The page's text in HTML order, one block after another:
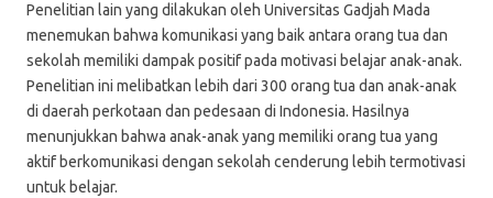
Penelitian lain yang dilakukan oleh Universitas Gadjah Mada
menemukan bahwa komunikasi yang baik antara orang tua dan
sekolah memiliki dampak positif pada motivasi belajar anak-anak.
Penelitian ini melibatkan lebih dari 300 orang tua dan anak-anak
di daerah perkotaan dan pedesaan di Indonesia. Hasilnya
menunjukkan bahwa anak-anak yang memiliki orang tua yang
aktif berkomunikasi dengan sekolah cenderung lebih termotivasi
untuk belajar.